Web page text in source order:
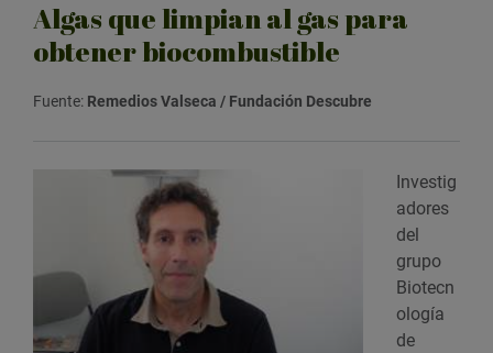
Algas que limpian al gas para
obtener biocombustible
Fuente: Remedios Valseca / Fundación Descubre
Investig
adores
del
grupo
Biotecn
ología
de